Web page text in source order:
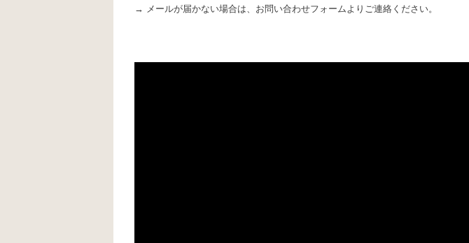
→ メールが届かない場合は、お問い合わせフォームよりご連絡ください。